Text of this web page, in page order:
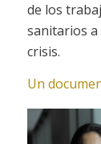
de los
sanitarios a
crisis.
Un